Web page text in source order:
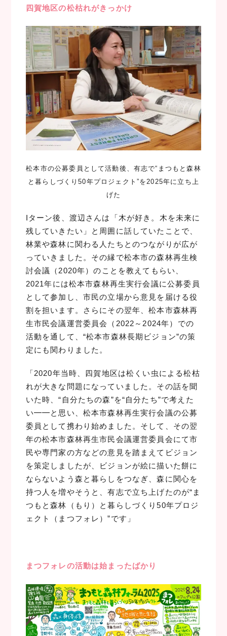
四賀地区の松枯れがきっかけ
松本市の公募委員として活動後、有志で“まつもと森林
と暮らしづくり50年プロジェクト”を2025年に立ち上
げた
Iターン後、渡辺さんは「木が好き。木を未来に
残していきたい」と周囲に話していたことで、
林業や森林に関わる人たちとのつながりが広が
っていきました。その縁で松本市の森林再生検
討会議（2020年）のことを教えてもらい、
2021年には松本市森林再生実行会議に公募委員
として参加し、市民の立場から意見を届ける役
割を担います。さらにその翌年、松本市森林再
生市民会議運営委員会（2022～2024年）での
活動を通して、“松本市森林長期ビジョン”の策
定にも関わりました。
「2020年当時、四賀地区は松くい虫による松枯
れが大きな問題になっていました。その話を聞
いた時、“自分たちの森”を“自分たち”で考えた
い━━と思い、松本市森林再生実行会議の公募
委員として携わり始めました。そして、その翌
年の松本市森林再生市民会議運営委員会にて市
民や専門家の方などの意見を踏まえてビジョン
を策定しましたが、ビジョンが絵に描いた餅に
ならないよう森と暮らしをつなぎ、森に関心を
持つ人を増やそうと、有志で立ち上げたのが“ま
つもと森林（もり）と暮らしづくり50年プロジ
ェクト（まつフォレ）”です」
まつフォレの活動は始まったばかり